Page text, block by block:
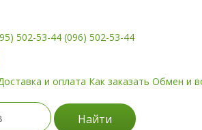
502-53-44 (096) 502-53-44
и оплата Как заказать Обмен и
Найти